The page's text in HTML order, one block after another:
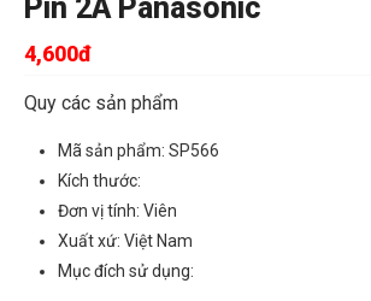
Pin 2A Panasonic
4,600đ
Quy các sản phẩm
Mã sản phẩm: SP566
Kích thước:
Đơn vị tính: Viên
Xuất xứ: Việt Nam
Mục đích sử dụng: